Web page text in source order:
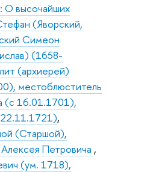
О высочайших
(Яворский,
Симеон
(1658-
(архиерей)
местоблюститель
(с 16.01.1701),
,
(Старшой),
Петровича ,
(ум. 1718),